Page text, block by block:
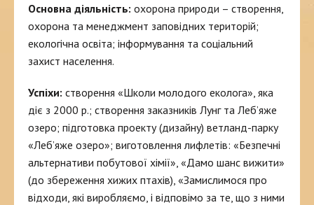
Основна діяльність: охорона природи – створення,
охорона та менеджмент заповідних територій;
екологічна освіта; інформування та соціальний
захист населення.
Успіхи: створення «Школи молодого еколога», яка
діє з 2000 р.; створення заказників Лунг та Леб’яже
озеро; підготовка проекту (дизайну) ветланд-парку
«Леб’яже озеро»; виготовлення лифлетів: «Безпечні
альтернативи побутової хімії», «Дамо шанс вижити»
(до збереження хижих птахів), «Замислимося про
відходи, які виробляємо, і відповімо за те, що з ними